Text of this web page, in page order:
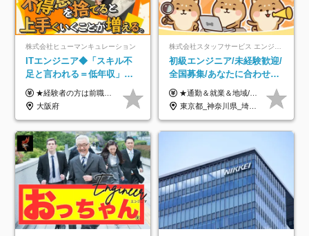
株式会社ヒューマンキュレーション
ITエンジニア◆「スキル不
足と言われる＝低年収」で
はない！｜ 不安を克服し、
年収アップした社員の実例
★経験者の方は前職の年収以上を保証します ★案件単価を開示した上で80％以上を還元します 月給25万円以上＋賞与年2回 ※経験や能力を考慮の上で優遇します ※試用期間が3ヶ月(その間の給与・待遇・雇用形態に変更はありません) ※月給には月20時間分のみなし残業手当(5万円)を含みます(超過分は別途支給) ★残業平均は月10時間以下ですので、毎月10時間分程度はお得です！
大阪府
初級エンジニア/未経験歓迎/
全国募集/あなたに合わせた
オリジナル研修をご用
意/AI・IoT/残業平均8時間
★通勤＆就業＆地域/住宅＆役職手当あり ★残業代は全額支給 ★選べる給与制度あり！ ■東京・神奈川・千葉・埼玉勤務の場合 月給24.5万円～55万円＋諸手当 （残業代は全額支給） (20,000円の地域/住宅手当込み) ■愛知・京都・大阪・兵庫勤務の場合 月給24万円以上＋諸手当 （残業代は全額支給） (15,000円の地域/住宅手当込み) ■茨城・栃木・群馬・静岡・三重・滋賀・広島・福岡勤務の場合 月給23.5万円以上＋諸手当 （残業代は全額支給） (10,000円の地域/住宅手当込み) ■北海道・宮城・山梨・長野・岐阜・奈良・和歌山・岡山勤務の場合 月給23万円以上＋諸手当 （残業代は全額支給） (5,000円の地域/住宅手当込み) ■その他のエリア勤務の場合 月給22.5万円以上＋諸手当 （残業代は全額支給） ※経験や能力を考慮し、当社規定により優遇します 【昇給：年一回実施】 【選べる給与制度】 ★収入を重視する方に… 「変動型人事制度」の選択も可能（派遣先からの評価に応じて収入アップ！） ※年2回のタイミングで希望者と面談の上決定します。
東京都_神奈川県_埼玉県_千葉県_大阪府_愛知県_北海道_岩手県_宮城県_山形県_福島県_茨城県_栃木県_群馬県_山梨県_長野県_富山県_石川県_静岡県_岐阜県_三重県_兵庫県_京都府_滋賀県_奈良県_広島県_岡山県_山口県_愛媛県_福岡県_熊本県_長崎県